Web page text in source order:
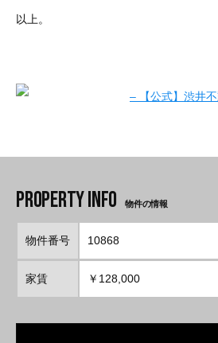
以上。
物件の情報
物件番号 10868
家賃 ￥128,000